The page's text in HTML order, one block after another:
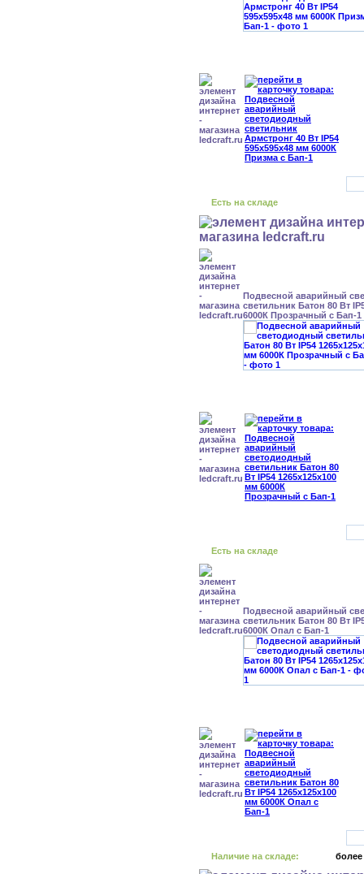
Есть на складе
Подвесной аварийный
светильник Батон 80 Вт
6000К Прозрачный с Бап-1
Есть на складе
Подвесной аварийный
светильник Батон 80 Вт
6000К Опал с Бап-1
Наличие на складе: более